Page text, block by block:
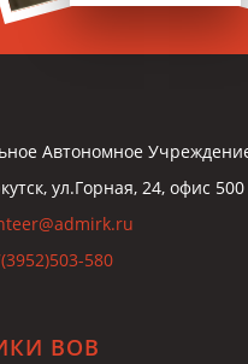
Автономное
ул.Горная, 24, офис 500
580
ВОВ